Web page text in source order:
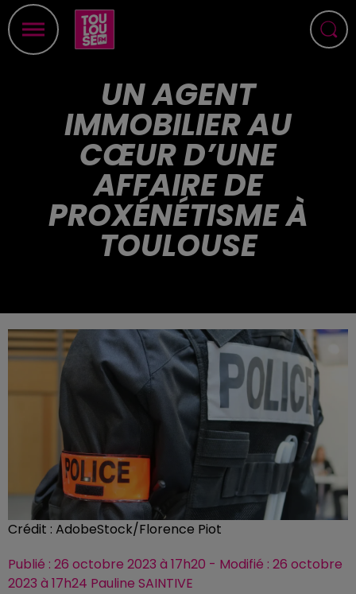
UN AGENT
IMMOBILIER AU
CŒUR D’UNE
AFFAIRE DE
PROXÉNÉTISME À
TOULOUSE
Crédit : AdobeStock/Florence Piot
Publié : 26 octobre 2023 à 17h20 - Modifié : 26 octobre
2023 à 17h24 Pauline SAINTIVE